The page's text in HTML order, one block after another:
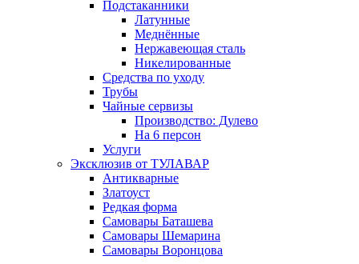
Подстаканники
Латунные
Меднённые
Нержавеющая сталь
Никелированные
Средства по уходу
Трубы
Чайные сервизы
Производство: Дулево
На 6 персон
Услуги
Эксклюзив от ТУЛАВАР
Антикварные
Златоуст
Редкая форма
Самовары Баташева
Самовары Шемарина
Самовары Воронцова